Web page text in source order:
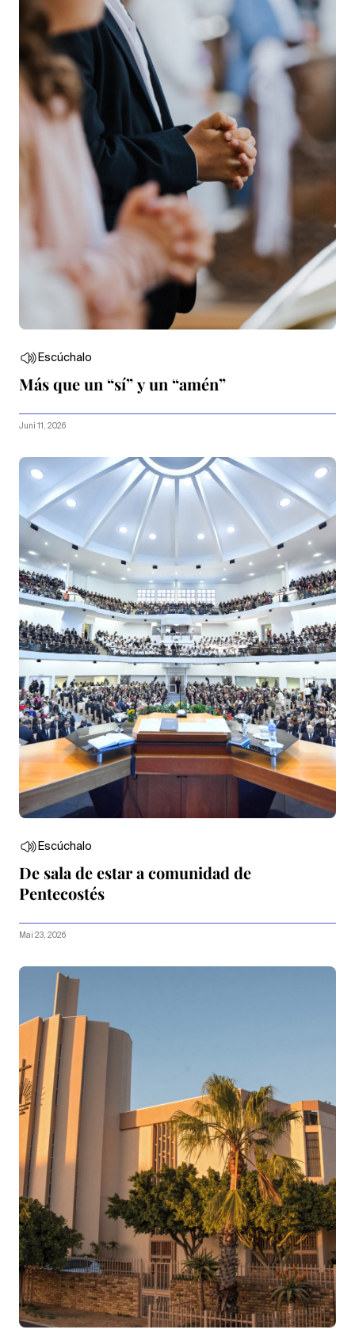
Escúchalo
Más que un “sí” y un “amén”
Juni 11, 2026
Escúchalo
De sala de estar a comunidad de
Pentecostés
Mai 23, 2026